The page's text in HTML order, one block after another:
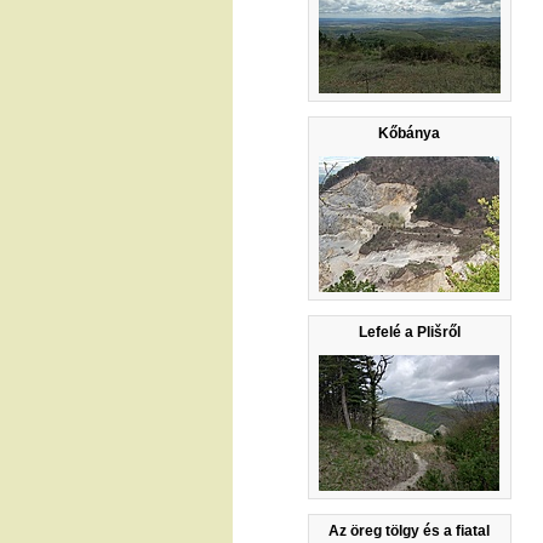
Kőbánya
Lefelé a Plišről
Az öreg tölgy és a fiatal